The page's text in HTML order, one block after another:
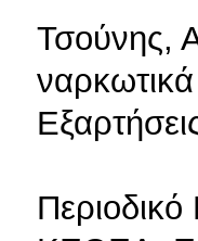
Τσούνης,